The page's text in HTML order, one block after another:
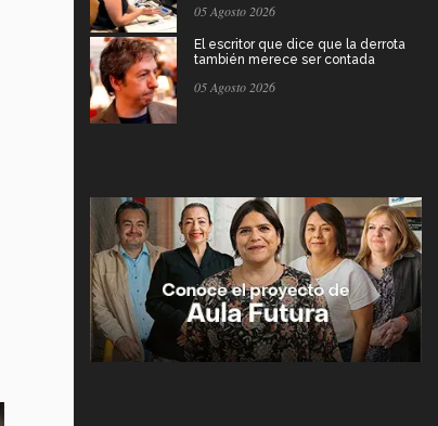
05 Agosto 2026
El escritor que dice que la derrota
también merece ser contada
05 Agosto 2026